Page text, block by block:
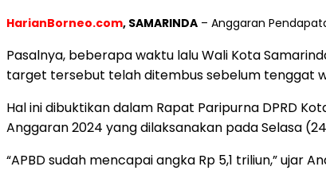
HarianBorneo.com, SAMARINDA – Anggaran
Pasalnya, beberapa waktu lalu Wali Kota
target tersebut telah ditembus sebelum tenggat
Hal ini dibuktikan dalam Rapat Paripurna DPRD
Anggaran 2024 yang dilaksanakan pada Selasa
“APBD sudah mencapai angka Rp 5,1 triliun,” ujar